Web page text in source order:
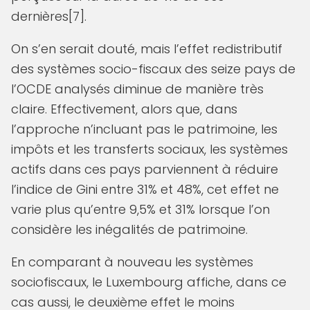
dernières[7].
On s’en serait douté, mais l’effet redistributif
des systèmes socio-fiscaux des seize pays de
l’OCDE analysés diminue de manière très
claire. Effectivement, alors que, dans
l’approche n’incluant pas le patrimoine, les
impôts et les transferts sociaux, les systèmes
actifs dans ces pays parviennent à réduire
l’indice de Gini entre 31% et 48%, cet effet ne
varie plus qu’entre 9,5% et 31% lorsque l’on
considère les inégalités de patrimoine.
En comparant à nouveau les systèmes
sociofiscaux, le Luxembourg affiche, dans ce
cas aussi, le deuxième effet le moins